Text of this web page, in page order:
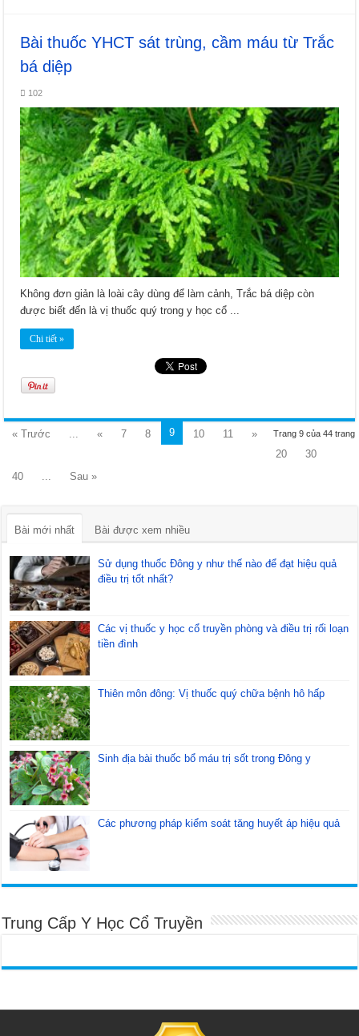
Bài thuốc YHCT sát trùng, cầm máu từ Trắc
bá diệp
102
Không đơn giản là loài cây dùng để làm cảnh, Trắc bá diệp còn
được biết đến là vị thuốc quý trong y học cổ ...
Chi tiết »
Trang 9 của 44 trang
« Trước « 7 8 9 10 11
»
20
30
40
Sau »
Bài mới nhất Bài được xem nhiều
Sử dụng thuốc Đông y như thế nào để đạt hiệu quả
điều trị tốt nhất?
Các vị thuốc y học cổ truyền phòng và điều trị rối loạn
tiền đình
Thiên môn đông: Vị thuốc quý chữa bệnh hô hấp
Sinh địa bài thuốc bổ máu trị sốt trong Đông y
Các phương pháp kiểm soát tăng huyết áp hiệu quả
Trung Cấp Y Học Cổ Truyền